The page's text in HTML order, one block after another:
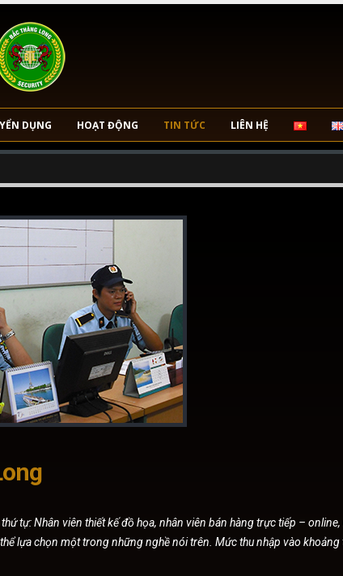
DỤNG HOẠT ĐỘNG TIN TỨC LIÊN HỆ
tự: Nhân viên thiết kế đồ họa, nhân viên bán hàng trực tiếp –
lựa chọn một trong những nghề nói trên. Mức thu nhập vào